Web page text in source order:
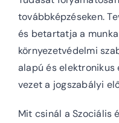
továbbképzéseken.
és betartatja a
környezetvédelmi
alapú és
vezet a jogszabályi
Mit csinál a Szociális